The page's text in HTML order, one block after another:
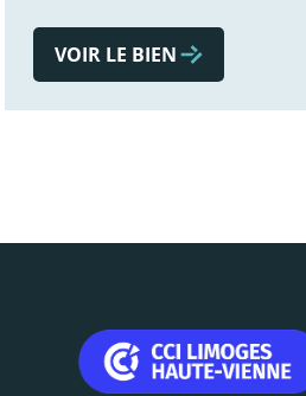
VOIR LE BIEN